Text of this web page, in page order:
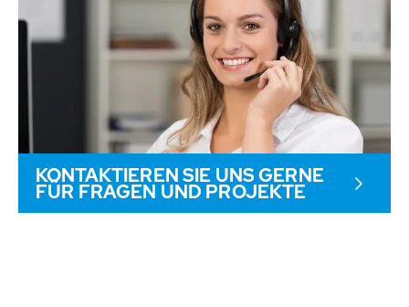
KONTAKTIEREN SIE UNS GERNE
FÜR FRAGEN UND PROJEKTE